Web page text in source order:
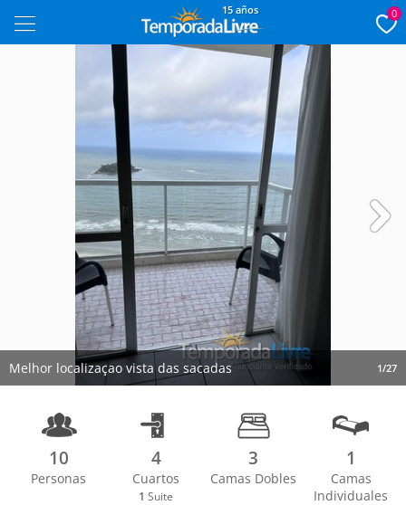
15 años 0
Melhor localizaçao vista das sacadas 1/27
10
Personas
4
Cuartos
1 Suite
3
Camas Dobles
1
Camas
Individuales